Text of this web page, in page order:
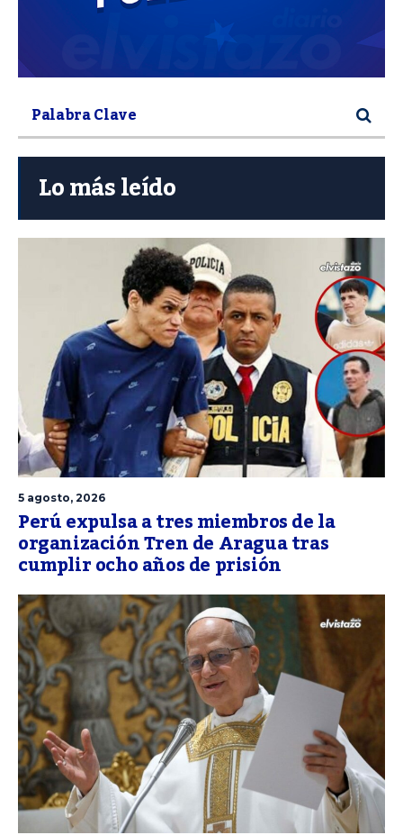
Lo más leído
5 agosto, 2026
Perú expulsa a tres miembros de la
organización Tren de Aragua tras
cumplir ocho años de prisión